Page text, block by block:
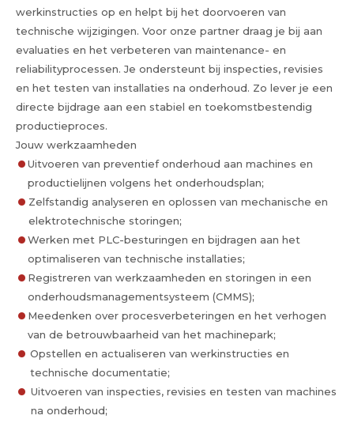
werkinstructies op en helpt bij het doorvoeren van
technische wijzigingen. Voor onze partner draag je bij aan
evaluaties en het verbeteren van maintenance- en
reliabilityprocessen. Je ondersteunt bij inspecties, revisies
en het testen van installaties na onderhoud. Zo lever je een
directe bijdrage aan een stabiel en toekomstbestendig
productieproces.
Jouw werkzaamheden
Uitvoeren van preventief onderhoud aan machines en
productielijnen volgens het onderhoudsplan;
Zelfstandig analyseren en oplossen van mechanische en
elektrotechnische storingen;
Werken met PLC-besturingen en bijdragen aan het
optimaliseren van technische installaties;
Registreren van werkzaamheden en storingen in een
onderhoudsmanagementsysteem (CMMS);
Meedenken over procesverbeteringen en het verhogen
van de betrouwbaarheid van het machinepark;
Opstellen en actualiseren van werkinstructies en
technische documentatie;
Uitvoeren van inspecties, revisies en testen van machines
na onderhoud;